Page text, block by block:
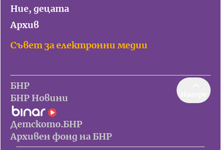
Ние, децата
Архив
Съвет за електронни медии
БНР
БНР Новини
Детското.БНР
Архивен фонд на БНР